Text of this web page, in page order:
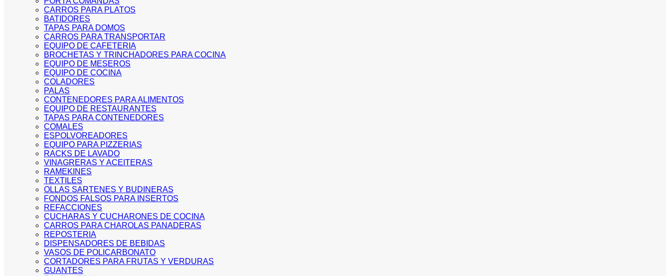
CARROS PARA PLATOS
BATIDORES
TAPAS PARA DOMOS
CARROS PARA TRANSPORTAR
EQUIPO DE CAFETERIA
BROCHETAS Y TRINCHADORES PARA COCINA
EQUIPO DE MESEROS
EQUIPO DE COCINA
COLADORES
PALAS
CONTENEDORES PARA ALIMENTOS
EQUIPO DE RESTAURANTES
TAPAS PARA CONTENEDORES
COMALES
ESPOLVOREADORES
EQUIPO PARA PIZZERIAS
RACKS DE LAVADO
VINAGRERAS Y ACEITERAS
RAMEKINES
TEXTILES
OLLAS SARTENES Y BUDINERAS
FONDOS FALSOS PARA INSERTOS
REFACCIONES
CUCHARAS Y CUCHARONES DE COCINA
CARROS PARA CHAROLAS PANADERAS
REPOSTERIA
DISPENSADORES DE BEBIDAS
VASOS DE POLICARBONATO
CORTADORES PARA FRUTAS Y VERDURAS
GUANTES